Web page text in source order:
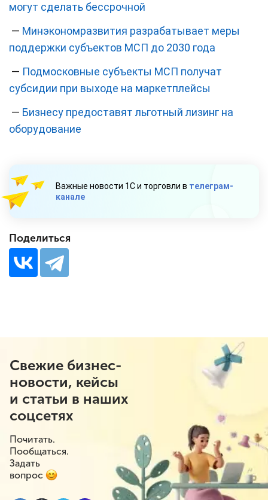
могут сделать бессрочной
— Минэкономразвития разрабатывает меры
поддержки субъектов МСП до 2030 года
— Подмосковные субъекты МСП получат
субсидии при выходе на маркетплейсы
— Бизнесу предоставят льготный лизинг на
оборудование
Важные новости 1С и торговли в телеграм-
канале
Поделиться
Свежие бизнес-
новости, кейсы
и статьи в наших
соцсетях
Почитать.
Пообщаться.
Задать
вопрос